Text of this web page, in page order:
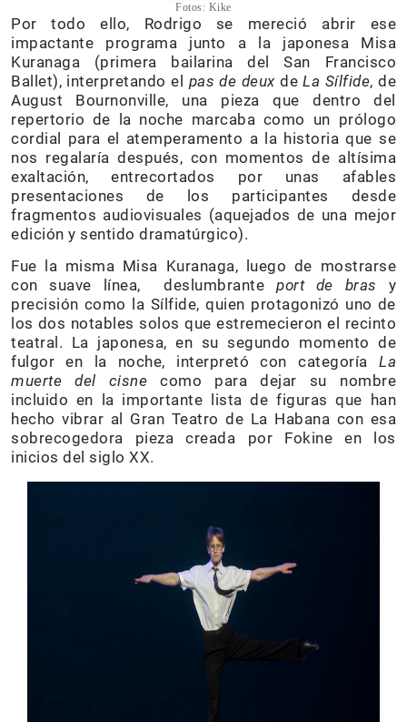
Fotos: Kike
Por todo ello, Rodrigo se mereció abrir ese
impactante programa junto a la japonesa Misa
Kuranaga (primera bailarina del San Francisco
Ballet), interpretando el pas de deux deLa Sílfide, de
August Bournonville, una pieza que dentro del
repertorio de la noche marcaba como un prólogo
cordial para el atemperamento a la historia que se
nos regalaría después, con momentos de altísima
exaltación, entrecortados por unas afables
presentaciones de los participantes desde
fragmentos audiovisuales (aquejados de una mejor
edición y sentido dramatúrgico).
Fue la misma Misa Kuranaga, luego de mostrarse
con suave línea, deslumbranteport de bras y
precisión como la Sílfide, quien protagonizó uno de
los dos notables solos que estremecieron el recinto
teatral. La japonesa, en su segundo momento de
fulgor en la noche, interpretó con categoría La
muerte del cisne como para dejar su nombre
incluido en la importante lista de figuras que han
hecho vibrar al Gran Teatro de La Habana con esa
sobrecogedora pieza creada por Fokine en los
inicios del siglo XX.